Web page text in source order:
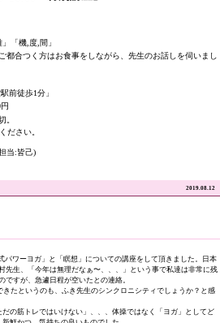
「機,度,間」
都合つく方はお食事をしながら、先生のお話しを伺いまし
駅前徒歩1分」
円
。
ださい。
当:皆己)
2019.08.12
パワーヨガ」と「瞑想」についての講座をして頂きました。日本
先生、「今年は無理だなぁ〜、、、」という事で私達は非常に残
ですが、急遽日程が空いたとの連絡。
きたというのも、ふき先生のシンクロニシティでしょうか？と感
の筋トレではいけない」、、、体操ではなく「ヨガ」としてど